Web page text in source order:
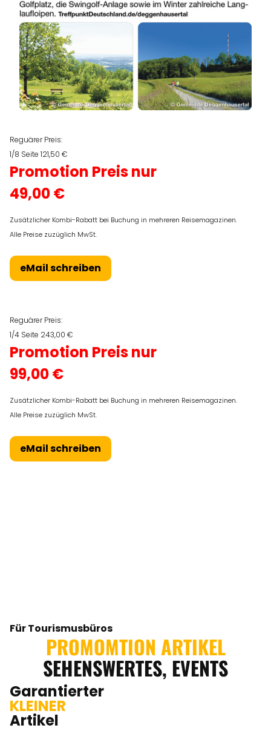
Reguärer Preis:
1/8 Seite 121,50 €
Promotion Preis nur
49,00 €
Zusätzlicher Kombi-Rabatt bei Buchung in mehreren Reisemagazinen.
Alle Preise zuzüglich MwSt.
eMail schreiben
Reguärer Preis:
1/4 Seite 243,00 €
Promotion Preis nur
99,00 €
Zusätzlicher Kombi-Rabatt bei Buchung in mehreren Reisemagazinen.
Alle Preise zuzüglich MwSt.
eMail schreiben
Für Tourismusbüros
PROMOMTION ARTIKEL
SEHENSWERTES, EVENTS
Garantierter
KLEINER
Artikel